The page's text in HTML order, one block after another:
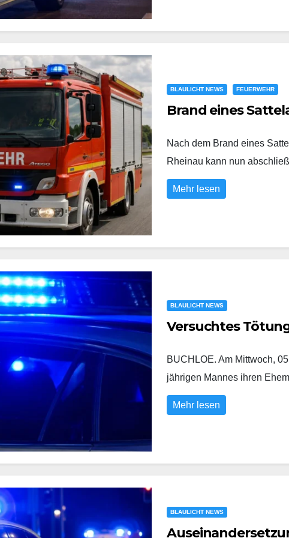
BLAULICHT NEWS FEUERWEHR
Brand eines
Nach dem Brand eines
Rheinau kann nun
Mehr lesen
BLAULICHT NEWS
Versuchtes
BUCHLOE. Am Mittwoch,
jährigen Mannes ihren
Mehr lesen
BLAULICHT NEWS